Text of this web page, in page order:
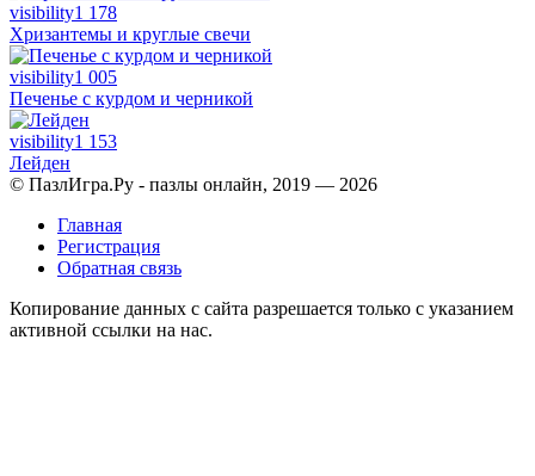
visibility1 178
Хризантемы и круглые свечи
visibility1 005
Печенье с курдом и черникой
visibility1 153
Лейден
© ПазлИгра.Ру - пазлы онлайн, 2019 — 2026
Главная
Регистрация
Обратная связь
Копирование данных с сайта разрешается только с указанием
активной ссылки на нас.